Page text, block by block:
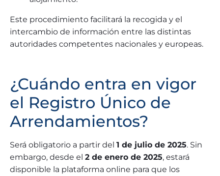
Este procedimiento facilitará la recogida y el
intercambio de información entre las distintas
autoridades competentes nacionales y europeas.
¿Cuándo entra en vigor
el Registro Único de
Arrendamientos?
Será obligatorio a partir del 1 de julio de 2025. Sin
embargo, desde el 2 de enero de 2025, estará
disponible la plataforma online para que los